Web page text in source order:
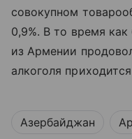
совокупном
0,9%. В то время
из Армении
алкоголя
Азербайджан